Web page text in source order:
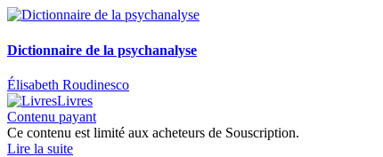
Dictionnaire de la psychanalyse
Élisabeth Roudinesco
Livres
Contenu payant
Ce contenu est limité aux acheteurs de Souscription.
Lire la suite